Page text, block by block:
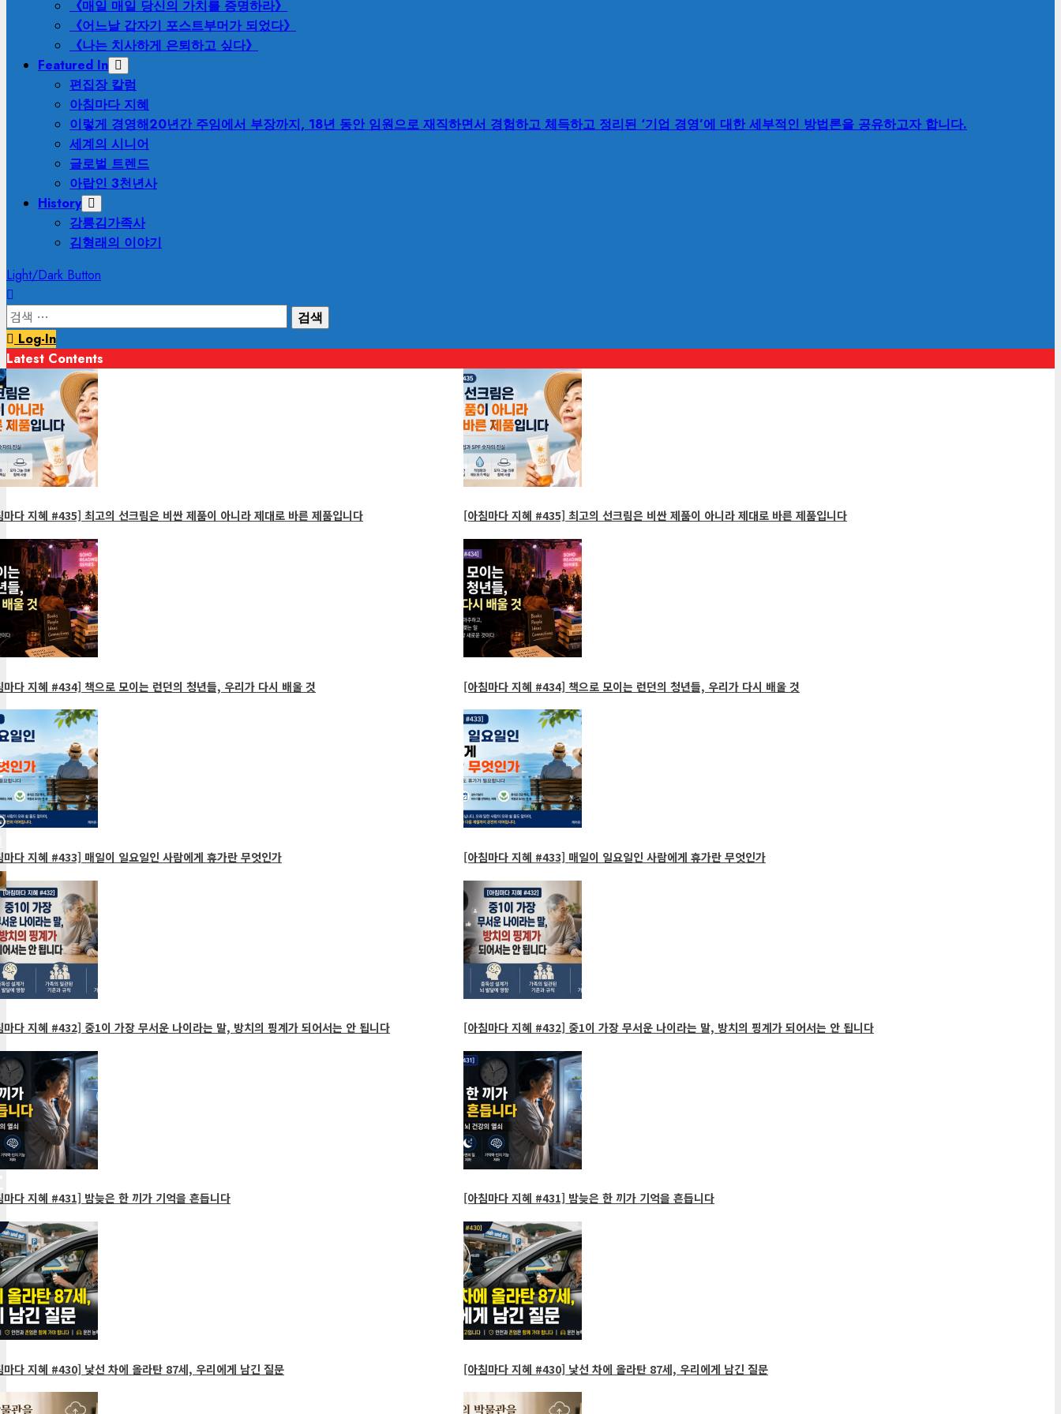
《매일 매일 당신의 가치를 증명하라》
《어느날 갑자기 포스트부머가 되었다》
《나는 치사하게 은퇴하고 싶다》
Featured In
편집장 칼럼
아침마다 지혜
이렇게 경영해20년간 주임에서 부장까지, 18년 동안 임원으로 재직하면서 경험하고 체득하고 정리된 ‘기업 경영’에 대한 세부적인 방법론을 공유하고자 합니다.
세계의 시니어
글로벌 트렌드
아랍인 3천년사
History
강릉김가족사
김형래의 이야기
Light/Dark Button
검
색:Log-In
Latest Contents
다 지혜 #435] 최고의 선크림은 비싼 제품이 아니라 제대로 바른 제품입니다
다 지혜 #434] 책으로 모이는 런던의 청년들, 우리가 다시 배울 것
다 지혜 #433] 매일이 일요일인 사람에게 휴가란 무엇인가
다 지혜 #432] 중1이 가장 무서운 나이라는 말, 방치의 핑계가 되어서는 안 됩니다
다 지혜 #431] 밤늦은 한 끼가 기억을 흔듭니다
다 지혜 #430] 낯선 차에 올라탄 87세, 우리에게 남긴 질문
[아침마다 지혜 #435] 최고의 선크림은 비싼 제품이 아니라 제대로 바른 제품입니다
[아침마다 지혜 #434] 책으로 모이는 런던의 청년들, 우리가 다시 배울 것
[아침마다 지혜 #433] 매일이 일요일인 사람에게 휴가란 무엇인가
[아침마다 지혜 #432] 중1이 가장 무서운 나이라는 말, 방치의 핑계가 되어서는 안 됩니다
[아침마다 지혜 #431] 밤늦은 한 끼가 기억을 흔듭니다
[아침마다 지혜 #430] 낯선 차에 올라탄 87세, 우리에게 남긴 질문